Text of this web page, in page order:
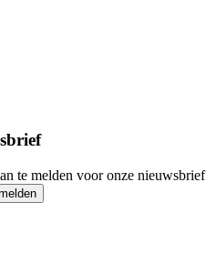
te melden voor onze nieuwsbrief